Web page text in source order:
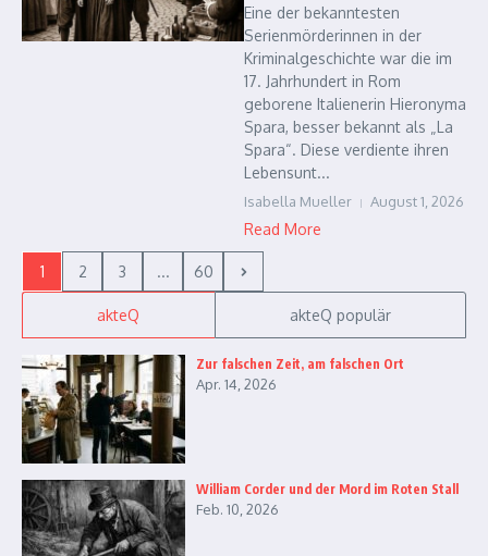
Eine der bekanntesten
Serienmörderinnen in der
Kriminalgeschichte war die im
17. Jahrhundert in Rom
geborene Italienerin Hieronyma
Spara, besser bekannt als „La
Spara“. Diese verdiente ihren
Lebensunt...
Isabella Mueller August 1, 2026
Read More
1 2 3 ... 60
akteQ akteQ populär
Zur falschen Zeit, am falschen Ort
Apr. 14, 2026
William Corder und der Mord im Roten Stall
Feb. 10, 2026